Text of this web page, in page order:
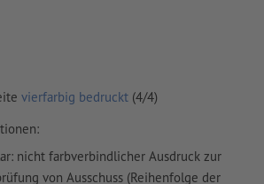
richtig an?
vierfarbig bedruckt (4/4)
nicht farbverbindlicher Ausdruck zur
von Ausschuss (Reihenfolge der